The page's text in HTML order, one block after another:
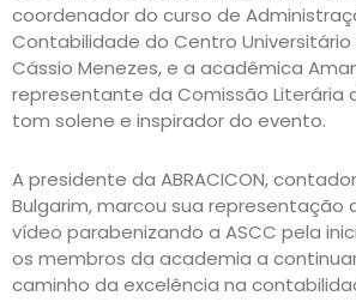
coordenador do curso de
Contabilidade do Centro Universitário
Cássio Menezes, e a acadêmica
representante da Comissão Literária
tom solene e inspirador do evento.
A presidente da ABRACICON,
Bulgarim, marcou sua representação
vídeo parabenizando a ASCC pela
os membros da academia a
caminho da excelência na